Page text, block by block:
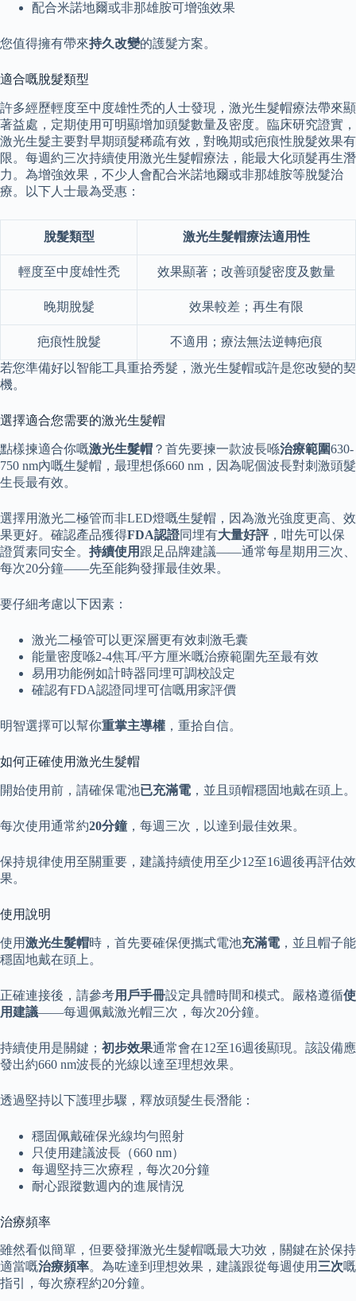
配合米諾地爾或非那雄胺可增強效果
您值得擁有帶來持久改變的護髮方案。
適合嘅脫髮類型
許多經歷輕度至中度雄性禿的人士發現，激光生髮帽療法帶來顯
著益處，定期使用可明顯增加頭髮數量及密度。臨床研究證實，
激光生髮主要對早期頭髮稀疏有效，對晚期或疤痕性脫髮效果有
限。每週約三次持續使用激光生髮帽療法，能最大化頭髮再生潛
力。為增強效果，不少人會配合米諾地爾或非那雄胺等脫髮治
療。以下人士最為受惠：
脫髮類型 激光生髮帽療法適用性
輕度至中度雄性禿 效果顯著；改善頭髮密度及數量
晚期脫髮 效果較差；再生有限
疤痕性脫髮
不適用；療法無法逆轉疤痕
若您準備好以智能工具重拾秀髮，激光生髮帽或許是您改變的契
機。
選擇適合您需要的激光生髮帽
點樣揀適合你嘅激光生髮帽 ？首先要揀一款波長喺治療範圍630-
750 nm內嘅生髮帽，最理想係660 nm，因為呢個波長對刺激頭髮
生長最有效。
選擇用激光二極管而非LED燈嘅生髮帽，因為激光強度更高、效
果更好。確認產品獲得FDA認證同埋有大量好評 ，咁先可以保
證質素同安全。 持續使用 跟足品牌建議——通常每星期用三次、
每次20分鐘——先至能夠發揮最佳效果。
要仔細考慮以下因素：
激光二極管可以更深層更有效刺激毛囊
能量密度喺2-4焦耳/平方厘米嘅治療範圍先至最有效
易用功能例如計時器同埋可調校設定
確認有FDA認證同埋可信嘅用家評價
明智選擇可以幫你重掌主導權 ，重拾自信。
如何正確使用激光生髮帽
開始使用前，請確保電池已充滿電，並且頭帽穩固地戴在頭上。
每次使用通常約20分鐘 ，每週三次，以達到最佳效果。
保持規律使用至關重要，建議持續使用至少12至16週後再評估效
果。
使用說明
使用激光生髮帽時，首先要確保便攜式電池充滿電，並且帽子能
穩固地戴在頭上。
正確連接後，請參考用戶手冊設定具體時間和模式。嚴格遵循使
用建議——每週佩戴激光帽三次，每次20分鐘。
持續使用是關鍵； 初步效果通常會在12至16週後顯現。該設備應
發出約660 nm波長的光線以達至理想效果。
透過堅持以下護理步驟，釋放頭髮生長潛能：
穩固佩戴確保光線均勻照射
只使用建議波長（660 nm）
每週堅持三次療程，每次20分鐘
耐心跟蹤數週內的進展情況
治療頻率
雖然看似簡單，但要發揮激光生髮帽嘅最大功效，關鍵在於保持
適當嘅治療頻率。為咗達到理想效果，建議跟從每週使用 三次嘅
指引，每次療程約20分鐘。